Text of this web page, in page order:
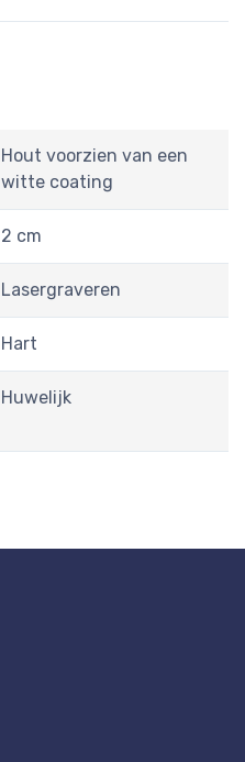
Hout voorzien van een
witte coating
2 cm
Lasergraveren
Hart
Huwelijk